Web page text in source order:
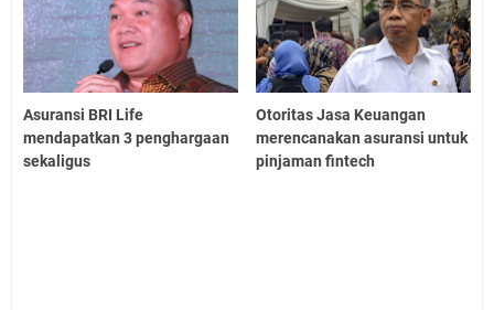
Asuransi BRI Life
mendapatkan 3 penghargaan
sekaligus
Otoritas Jasa Keuangan
merencanakan asuransi untuk
pinjaman fintech